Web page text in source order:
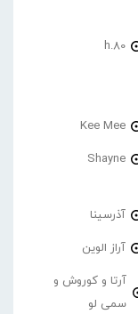
h.80
Kee Mee
Shayne
آذرسینا
آراز الوین
آرتا و کوروش و
سمی لو